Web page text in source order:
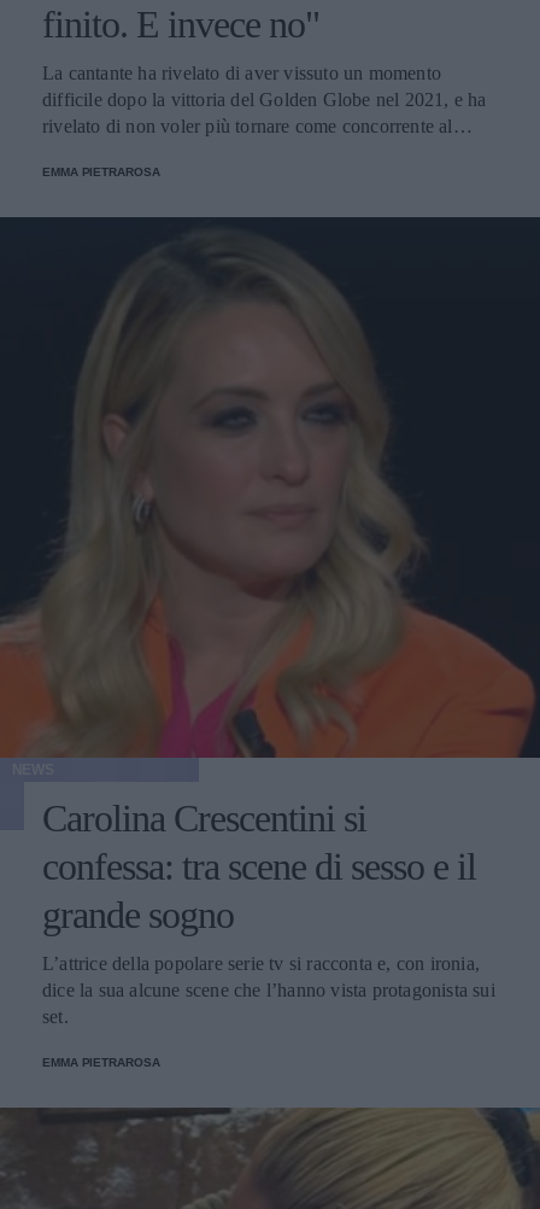
finito. E invece no"
La cantante ha rivelato di aver vissuto un momento
difficile dopo la vittoria del Golden Globe nel 2021, e ha
rivelato di non voler più tornare come concorrente al
EMMA PIETRAROSA
Carolina Crescentini si
confessa: tra scene di sesso e il
grande sogno
L’attrice della popolare serie tv si racconta e, con ironia,
dice la sua alcune scene che l’hanno vista protagonista sui
set.
EMMA PIETRAROSA